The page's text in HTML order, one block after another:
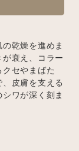
乾燥を進めま
衰え、コラー
セやまばた
皮膚を支える
ワが深く刻ま